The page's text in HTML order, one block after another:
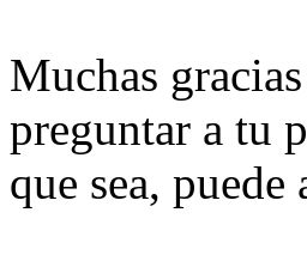
Muchas
preguntar a tu
que sea,